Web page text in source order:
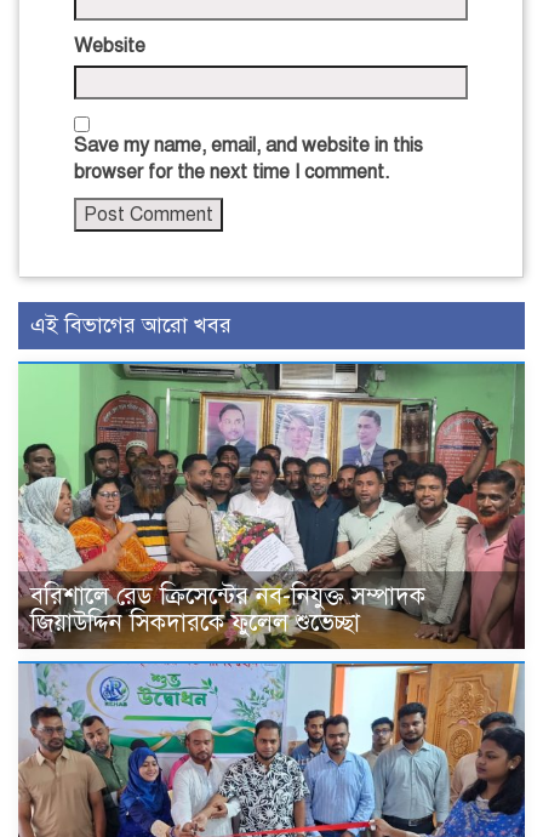
Website
Save my name, email, and website in this
browser for the next time I comment.
এই বিভাগের আরো খবর
বরিশালে রেড ক্রিসেন্টের নব-নিযুক্ত সম্পাদক
জিয়াউদ্দিন সিকদারকে ফুলেল শুভেচ্ছা